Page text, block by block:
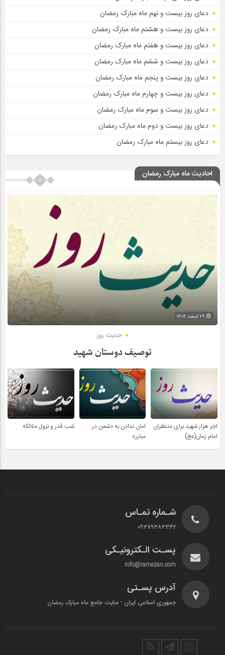
دعای روز بیست و نهم ماه مبارک رمضان
دعای روز بیست و هشتم ماه مبارک رمضان
دعای روز بیست و هفتم ماه مبارک رمضان
دعای روز بیست و ششم ماه مبارک رمضان
دعای روز بیست و پنجم ماه مبارک رمضان
دعای روز بیست و چهارم ماه مبارک رمضان
دعای روز بیست و سوم ماه مبارک رمضان
دعای روز بیست و دوم ماه مبارک رمضان
دعای روز بیستم ماه مبارک رمضان
احادیث ماه مبارک رمضان
حدیث روز
توصیف دوستان شهید
اجر هزار شهید برای منتظران
امام زمان(عج)
امان ندادن به دشمن در
مبارزه
شب قدر و نزول ملائکه
شـماره تمـاس
۰۹۳۸۹۳۸۳۳۴۲
پسـت الـکترونیـکی
info@ramezan.com
آدرس پسـتی
جمهوری اسلامی ایران - سایت جامع ماه مبارک رمضان